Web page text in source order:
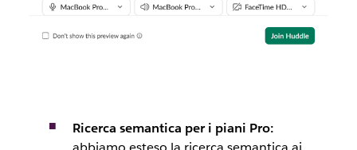
Ricerca semantica per i piani Pro: